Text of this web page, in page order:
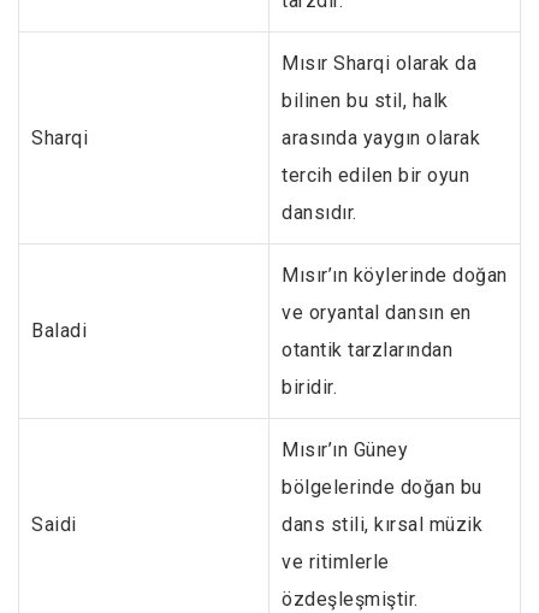
Sharqi
Mısır Sharqi olarak da
bilinen bu stil, halk
arasında yaygın olarak
tercih edilen bir oyun
dansıdır.
Baladi
Mısır’ın köylerinde doğan
ve oryantal dansın en
otantik tarzlarından
biridir.
Saidi
Mısır’ın Güney
bölgelerinde doğan bu
dans stili, kırsal müzik
ve ritimlerle
özdeşleşmiştir.